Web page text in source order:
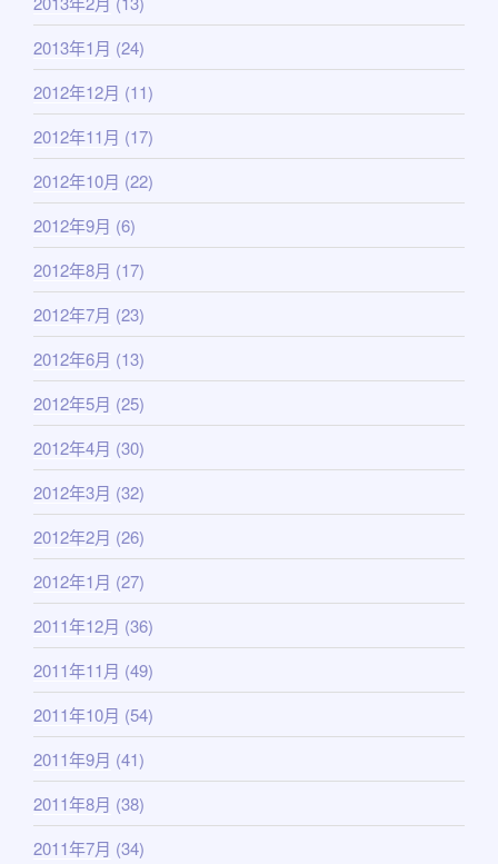
2013年1月 (24)
2012年12月 (11)
2012年11月 (17)
2012年10月 (22)
2012年9月 (6)
2012年8月 (17)
2012年7月 (23)
2012年6月 (13)
2012年5月 (25)
2012年4月 (30)
2012年3月 (32)
2012年2月 (26)
2012年1月 (27)
2011年12月 (36)
2011年11月 (49)
2011年10月 (54)
2011年9月 (41)
2011年8月 (38)
2011年7月 (34)